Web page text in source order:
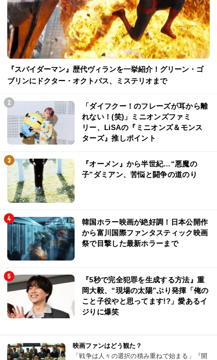
『スパイダーマン』歴代ヴィランを一挙紹介！グリーン・ゴ
ブリンにドクター・オクトパス、ミステリオまで
「ダイフクー！のフレーズが耳から離
れない！(笑)」ミニオンズファミ
リー、LiSAの『ミニオンズ＆モンス
ターズ』推しポイント
『オーメン』から半世紀…“悪魔の
子”ダミアン、苦悩と闘争の道のり
韓国ホラー映画が絶好調！日本公開作
から富川国際ファンタスティック映画
祭で目撃した最新ホラーまで
『5秒で完全犯罪を生成する方法』重
岡大毅、“現場の太陽”ぶり発揮「俺の
こと子役やと思ってます!?」愛あるイ
ジりに爆笑
映画ファンはどう観た？
「戦争は人々の選択の積み重ねで始まる」『開